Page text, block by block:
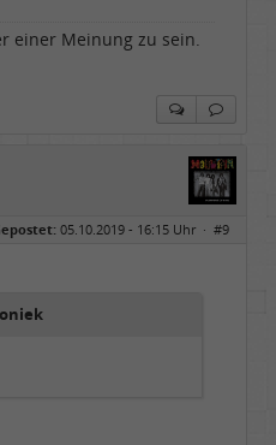
einer Meinung zu sein.
Kölnarena und Festhalle Ffm
05.10.2019 - 16:15 Uhr · #9